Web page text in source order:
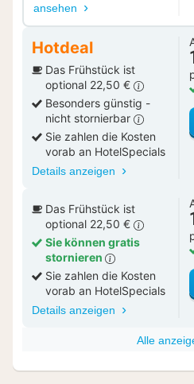
ansehen
Hotdeal
Das Frühstück ist
optional 22,50 €
Besonders günstig -
nicht stornierbar
Sie zahlen die Kosten
vorab an HotelSpecials
Details anzeigen
Das Frühstück ist
optional 22,50 €
Sie können gratis
stornieren
Sie zahlen die Kosten
vorab an HotelSpecials
Details anzeigen
Alle